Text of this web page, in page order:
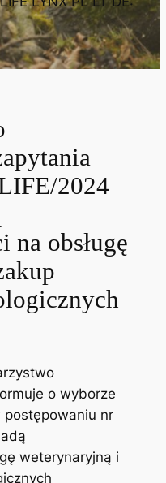
2024
na obsługę
o wyborze
nr
weterynaryjną i